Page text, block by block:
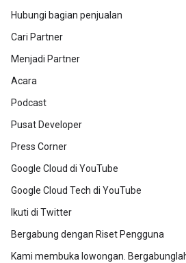
Hubungi bagian penjualan
Cari Partner
Menjadi Partner
Acara
Podcast
Pusat Developer
Press Corner
Google Cloud di YouTube
Google Cloud Tech di YouTube
Ikuti di Twitter
Bergabung dengan Riset Pengguna
Kami membuka lowongan.